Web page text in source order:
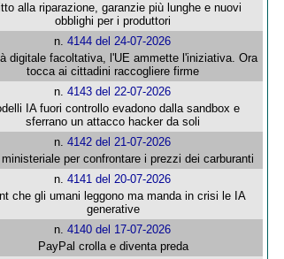
alla riparazione, garanzie più lunghe e nuovi
obblighi per i produttori
n.4144 del 24-07-2026
digitale facoltativa, l'UE ammette l'iniziativa. Ora
tocca ai cittadini raccogliere firme
n.4143 del 22-07-2026
IA fuori controllo evadono dalla sandbox e
sferrano un attacco hacker da soli
n.4142 del 21-07-2026
ministeriale per confrontare i prezzi dei carburanti
n.4141 del 20-07-2026
che gli umani leggono ma manda in crisi le IA
generative
n.4140 del 17-07-2026
PayPal crolla e diventa preda